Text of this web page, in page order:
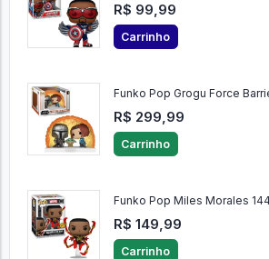
R$ 99,99
Carrinho
Funko Pop Grogu Force
R$ 299,99
Carrinho
Funko Pop Miles Morales
R$ 149,99
Carrinho